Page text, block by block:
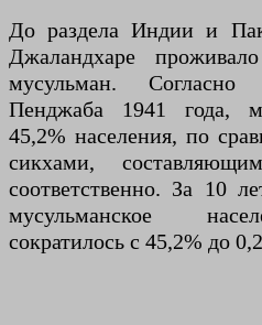
До раздела Индии и
Джаландхаре
мусульман. Согласно
Пенджаба 1941 года,
45,2% населения, по
сикхами,
соответственно. За 10
мусульманское
сократилось с 45,2% до